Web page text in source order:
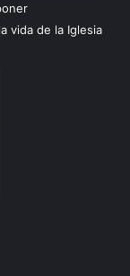
vida de la Iglesia